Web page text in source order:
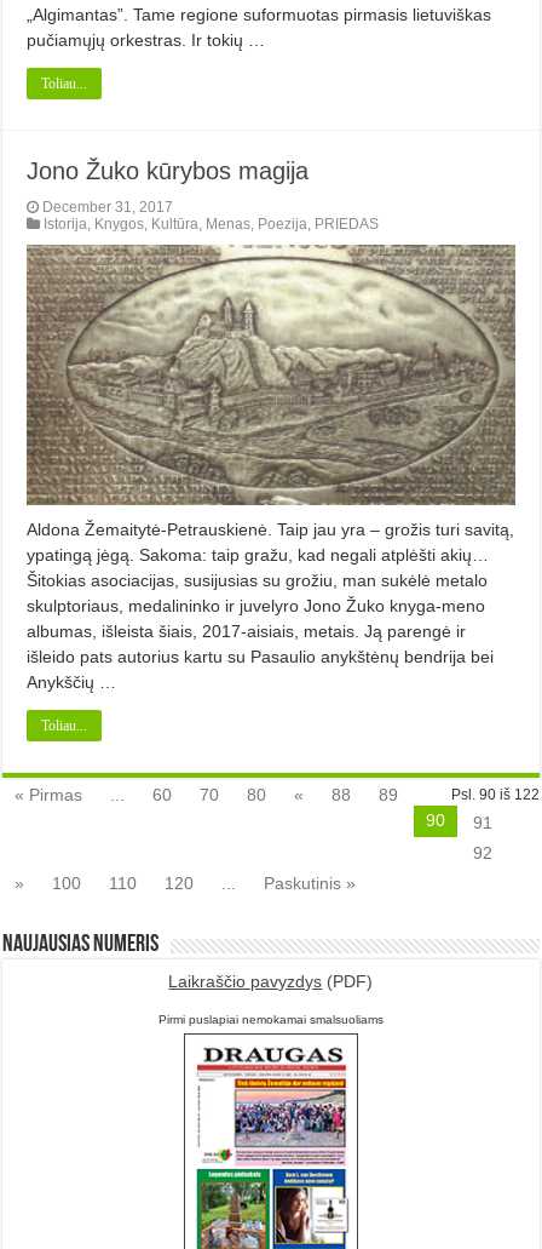
„Algimantas”. Tame regione suformuotas pirmasis lietuviškas
pučiamųjų orkestras. Ir tokių …
Toliau...
Jono Žuko kūrybos magija
December 31, 2017
Istorija, Knygos, Kultūra, Menas, Poezija, PRIEDAS
Aldona Žemaitytė-Petrauskienė. Taip jau yra – grožis turi savitą,
ypatingą jėgą. Sakoma: taip gražu, kad negali atplėšti akių…
Šitokias asociacijas, susijusias su grožiu, man sukėlė metalo
skulptoriaus, medalininko ir juvelyro Jono Žuko knyga-meno
albumas, išleista šiais, 2017-aisiais, metais. Ją parengė ir
išleido pats autorius kartu su Pasaulio anykštėnų bendrija bei
Anykščių …
Toliau...
Psl. 90 iš 122
« Pirmas 60 70 80 « 88
89
90
91
92
»
100 110 120 Paskutinis »
Naujausias numeris
Laikraščio pavyzdys (PDF)
Pirmi puslapiai nemokamai smalsuoliams